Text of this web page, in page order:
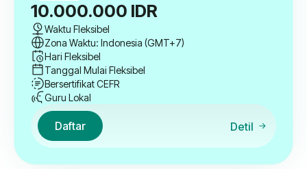
10.000.000 IDR
Waktu Fleksibel
Zona Waktu: Indonesia (GMT+7)
Hari Fleksibel
Tanggal Mulai Fleksibel
Bersertifikat CEFR
Guru Lokal
Daftar Detil